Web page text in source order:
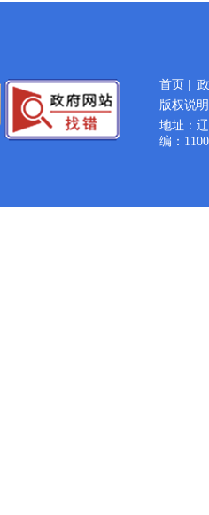
首页
版权说
地址：
编：